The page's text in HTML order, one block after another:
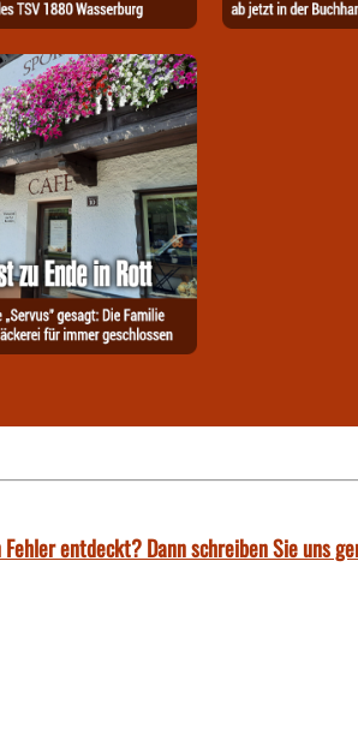
Fehler entdeckt? Dann schreiben Sie uns